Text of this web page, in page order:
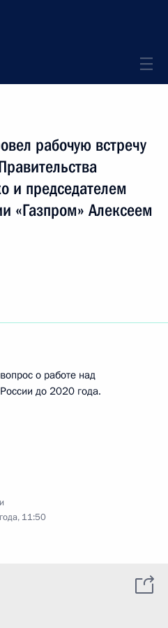
рабочую встречу
и председателем
«Газпром» Алексеем
о работе над
до 2020 года.
11:50